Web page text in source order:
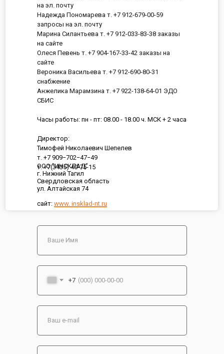
ООО "ИНСКЛАД"
г. Нижний Тагил
Свердловская область
ул. Алтайская 74
сайт: www. insklad-nt.ru
на эл. почту
Надежда Пономарева т. +7 912-679-00-59
запросы на эл. почту
Марина Силантьева т. +7 912-033-83-38 заказы
на сайте
Олеся Певень т. +7 904-167-33-42 заказы на
сайте
Вероника Васильева т. +7 912-690-80-31
снабжение
Анжелика Марамзина т. +7 922-138-64-01 ЭДО
СБИС
Часы работы: пн - пт: 08.00 - 18.00 ч. МСК + 2 часа
Директор:
Тимофей Николаевич Шепелев
т. +7 909−702−47−49
т. +7(3435) 40-75-15
+7